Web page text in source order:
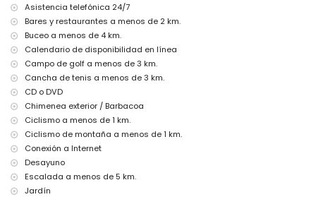
desayuno
aire acondicionado
calefacción de la piscina
Entretenimiento y actividades de ocio para sus vacaciones en
Altea, Costa Blanca
cine, bar y paseo marítimo (a menos de 5 kilómetros de la casa)
parque de atracciones (Terra Mítica, Mundomar), parque temático
(Terra Mítica), zoológico (Terra Natura), parque de vida salvaje (Terra
Natura), parque acuático (Aqualandia y Mundomar) (a menos de 10
kilómetros de la casa)
Atracciones y cultura en Altea, Costa Blanca
iglesia (Iglesia la Plaza Altea) y edificio arquitectónico (a menos de 5
kilómetros del alojamiento)
Asistencia telefónica 24/7
Bares y restaurantes a menos de 2 km.
Buceo a menos de 4 km.
Calendario de disponibilidad en línea
Campo de golf a menos de 3 km.
Cancha de tenis a menos de 3 km.
CD o DVD
Chimenea exterior / Barbacoa
Ciclismo a menos de 1 km.
Ciclismo de montaña a menos de 1 km.
Conexión a Internet
Desayuno
Escalada a menos de 5 km.
Jardín